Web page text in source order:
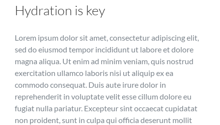
Hydration is key
Lorem ipsum dolor sit amet, consectetur adipiscing elit,
sed do eiusmod tempor incididunt ut labore et dolore
magna aliqua. Ut enim ad minim veniam, quis nostrud
exercitation ullamco laboris nisi ut aliquip ex ea
commodo consequat. Duis aute irure dolor in
reprehenderit in voluptate velit esse cillum dolore eu
fugiat nulla pariatur. Excepteur sint occaecat cupidatat
non proident, sunt in culpa qui officia deserunt mollit